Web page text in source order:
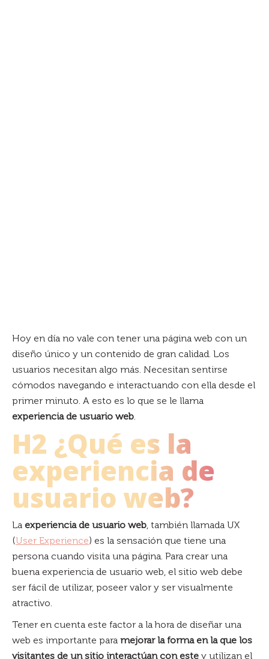
Hoy en día no vale con tener una página web con un
diseño único y un contenido de gran calidad. Los
usuarios necesitan algo más. Necesitan sentirse
cómodos navegando e interactuando con ella desde el
primer minuto. A esto es lo que se le llama
experiencia de usuario web.
H2 ¿Qué es la
experiencia de
usuario web?
La experiencia de usuario web, también llamada UX
(User Experience) es la sensación que tiene una
persona cuando visita una página. Para crear una
buena experiencia de usuario web, el sitio web debe
ser fácil de utilizar, poseer valor y ser visualmente
atractivo.
Tener en cuenta este factor a la hora de diseñar una
web es importante para mejorar la forma en la que los
visitantes de un sitio interactúan con este y utilizan el